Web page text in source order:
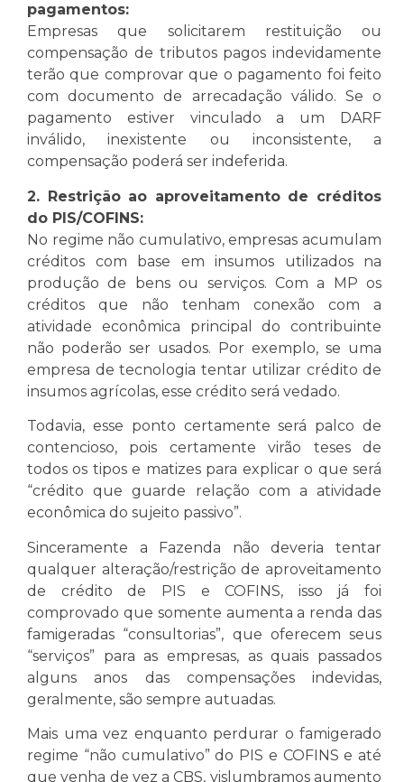
pagamentos:
Empresas que solicitarem restituição ou
compensação de tributos pagos indevidamente
terão que comprovar que o pagamento foi feito
com documento de arrecadação válido. Se o
pagamento estiver vinculado a um DARF
inválido, inexistente ou inconsistente, a
compensação poderá ser indeferida.
2. Restrição ao aproveitamento de créditos
do PIS/COFINS:
No regime não cumulativo, empresas acumulam
créditos com base em insumos utilizados na
produção de bens ou serviços. Com a MP os
créditos que não tenham conexão com a
atividade econômica principal do contribuinte
não poderão ser usados. Por exemplo, se uma
empresa de tecnologia tentar utilizar crédito de
insumos agrícolas, esse crédito será vedado.
Todavia, esse ponto certamente será palco de
contencioso, pois certamente virão teses de
todos os tipos e matizes para explicar o que será
“crédito que guarde relação com a atividade
econômica do sujeito passivo”.
Sinceramente a Fazenda não deveria tentar
qualquer alteração/restrição de aproveitamento
de crédito de PIS e COFINS, isso já foi
comprovado que somente aumenta a renda das
famigeradas “consultorias”, que oferecem seus
“serviços” para as empresas, as quais passados
alguns anos das compensações indevidas,
geralmente, são sempre autuadas.
Mais uma vez enquanto perdurar o famigerado
regime “não cumulativo” do PIS e COFINS e até
que venha de vez a CBS, vislumbramos aumento